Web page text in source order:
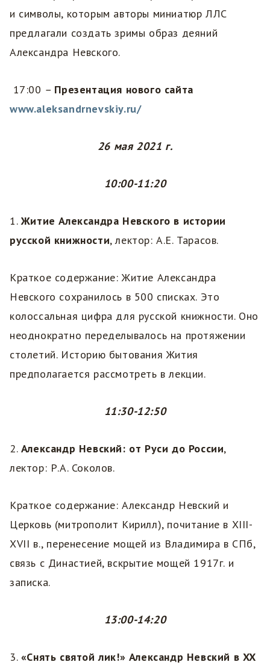
и символы, которым авторы миниатюр ЛЛС
предлагали создать зримы образ деяний
Александра Невского.
17:00 – Презентация нового сайта
www.aleksandrnevskiy.ru/
26 мая 2021 г.
10:00-11:20
1.Житие Александра Невского в истории
русской книжности, лектор: А.Е. Тарасов.
Краткое содержание: Житие Александра
Невского сохранилось в 500 списках. Это
колоссальная цифра для русской книжности. Оно
неоднократно переделывалось на протяжении
столетий. Историю бытования Жития
предполагается рассмотреть в лекции.
11:30-12:50
2. Александр Невский: от Руси до России,
лектор: Р.А. Соколов.
Краткое содержание: Александр Невский и
Церковь (митрополит Кирилл), почитание в XIII-
XVII в., перенесение мощей из Владимира в СПб,
связь с Династией, вскрытие мощей 1917г. и
записка.
13:00-14:20
3. «Снять святой лик!» Александр Невский в XX